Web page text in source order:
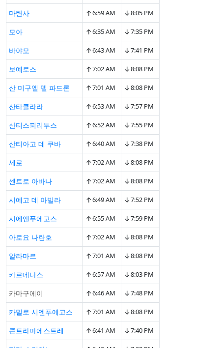
마탄사 ↑6:59 AM ↓8:05 PM
모아 ↑6:35 AM ↓7:35 PM
바야모 ↑6:43 AM ↓7:41 PM
보예로스 ↑7:02 AM ↓8:08 PM
산 미구엘 델 파드론 ↑7:01 AM ↓8:08 PM
산타클라라 ↑6:53 AM ↓7:57 PM
산티스피리투스 ↑6:52 AM ↓7:55 PM
산티아고 데 쿠바 ↑6:40 AM ↓7:38 PM
세로 ↑7:02 AM ↓8:08 PM
센트로 아바나 ↑7:02 AM ↓8:08 PM
시에고 데 아빌라 ↑6:49 AM ↓7:52 PM
시에엔푸에고스 ↑6:55 AM ↓7:59 PM
아로요 나란호 ↑7:02 AM ↓8:08 PM
알라마르 ↑7:01 AM ↓8:08 PM
카르데나스 ↑6:57 AM ↓8:03 PM
카마구에이 ↑6:46 AM ↓7:48 PM
카밀로 시엔푸에고스 ↑7:01 AM ↓8:08 PM
콘트라마에스트레 ↑6:41 AM ↓7:40 PM